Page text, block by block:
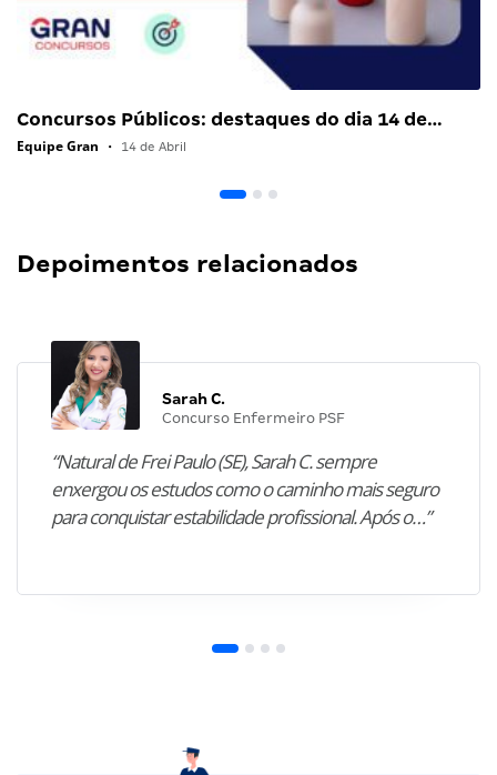
Concursos Públicos: destaques do dia 14 de…
Equipe Gran • 14 de Abril
Depoimentos relacionados
Sarah C.
Concurso Enfermeiro PSF
“Natural de Frei Paulo (SE), Sarah C. sempre
enxergou os estudos como o caminho mais seguro
para conquistar estabilidade profissional. Após o…”